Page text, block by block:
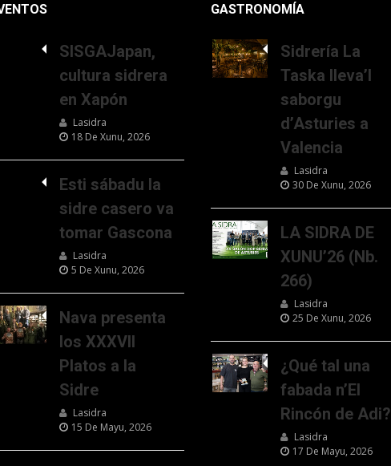
SISGAJapan,
cultura sidrera
en Xapón
Lasidra
18 De Xunu, 2026
Esti sábadu la
sidre casero va
tomar Gascona
Lasidra
5 De Xunu, 2026
Nava presenta
los XXXVII
Platos a la
Sidre
Lasidra
15 De Mayu, 2026
GASTRONOMÍA
Sidrería La
Taska lleva’l
saborgu
d’Asturies a
Valencia
Lasidra
30 De Xunu, 2026
LA SIDRA DE
XUNU’26 (Nb.
266)
Lasidra
25 De Xunu, 2026
¿Qué tal una
fabada n’El
Rincón de Adi?
Lasidra
17 De Mayu, 2026